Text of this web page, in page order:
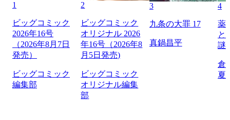
1
ビッグコミック
2026年16号
（2026年8月7日
発売）
ビッグコミック
編集部
2
ビッグコミック
オリジナル 2026
年16号（2026年8
月5日発売)
ビッグコミック
オリジナル編集
部
3
九条の大罪 17
真鍋昌平
4
薬
と
謎
倉
夏